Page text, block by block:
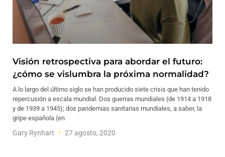
Visión retrospectiva para abordar el futuro:
¿cómo se vislumbra la próxima normalidad?
A lo largo del último siglo se han producido siete crisis que han tenido
repercusión a escala mundial. Dos guerras mundiales (de 1914 a 1918
y de 1939 a 1945); dos pandemias sanitarias mundiales, a saber, la
gripe española (en
Gary Rynhart 27 agosto, 2020